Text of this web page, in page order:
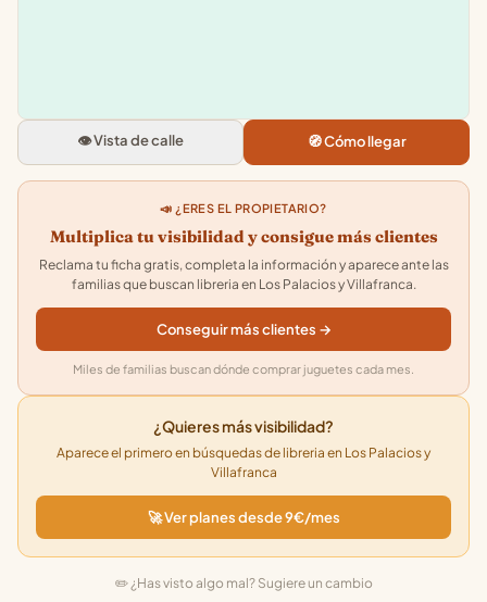
Av. de Cadiz, 36, 41720 Los
Villafranca, Sevilla
4.8 · 44
👁️ Vista de calle 🧭 Cómo llegar
📣 ¿ERES EL PROPIETARIO?
Multiplica tu visibilidad y consigue más clientes
Reclama tu ficha gratis, completa la información y aparece ante las
familias que buscan libreria en Los Palacios y Villafranca.
Conseguir más clientes →
Miles de familias buscan dónde comprar juguetes cada mes.
¿Quieres más visibilidad?
Aparece el primero en búsquedas de libreria en Los Palacios y
Villafranca
🚀 Ver planes desde 9€/mes
✏️ ¿Has visto algo mal? Sugiere un cambio